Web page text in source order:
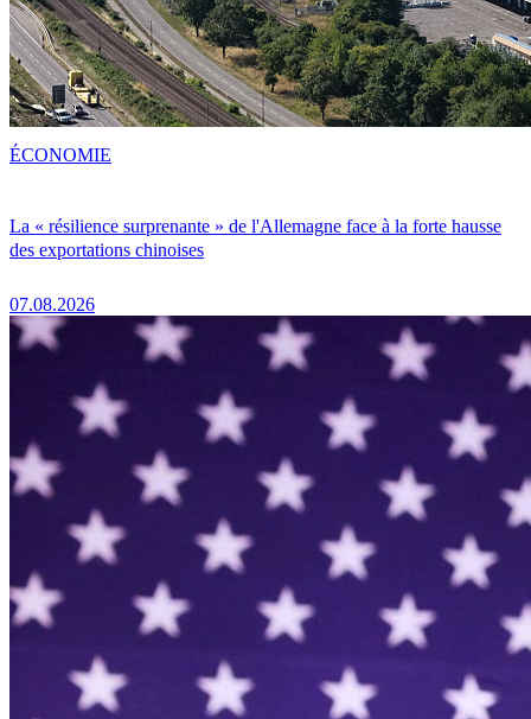
La « résilience surprenante » de l'Allemagne face à la forte hausse
des exportations chinoises
07.08.2026
ÉCONOMIE